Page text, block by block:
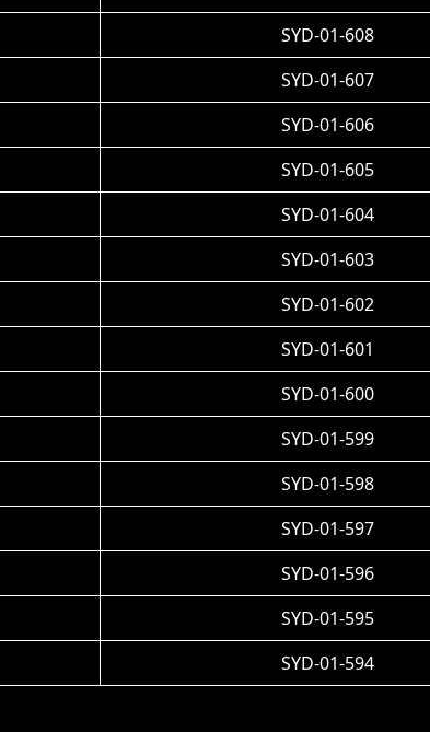
SYD-01-608
SYD-01-607
SYD-01-606
SYD-01-605
SYD-01-604
SYD-01-603
SYD-01-602
SYD-01-601
SYD-01-600
SYD-01-599
SYD-01-598
SYD-01-597
SYD-01-596
SYD-01-595
SYD-01-594